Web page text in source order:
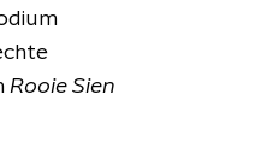
Rooie Sien